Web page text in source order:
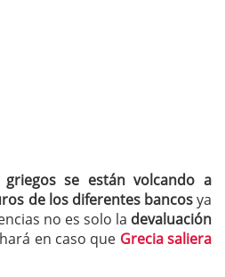
se están volcando a
de los diferentes bancosya
no es solo la devaluación
en caso que Grecia saliera